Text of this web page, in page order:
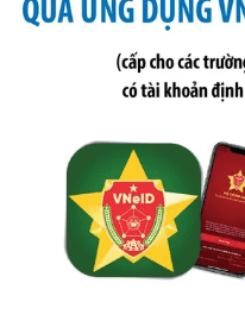
Số kí hiệu:291/2026/
Tên: Nghị định số 291/
đổi, bổ sung một số điều
ngày 19 tháng 10 năm
phạt vi phạm hành chính
sung bởi Nghị định số
Ngày ban hành: 20/07/2026
Số kí hiệu:2303/QĐ-
Tên: Quyết định công bố
ban hành, được sửa đổi,
Quy trình nội bộ, quy
chính trong một số lĩnh